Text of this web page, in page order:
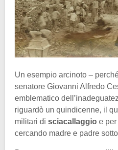
Un esempio arcinoto –
senatore Giovanni Alfredo
emblematico
riguardò un quindicenne, il
militari di sciacallaggio e
cercando madre e padre